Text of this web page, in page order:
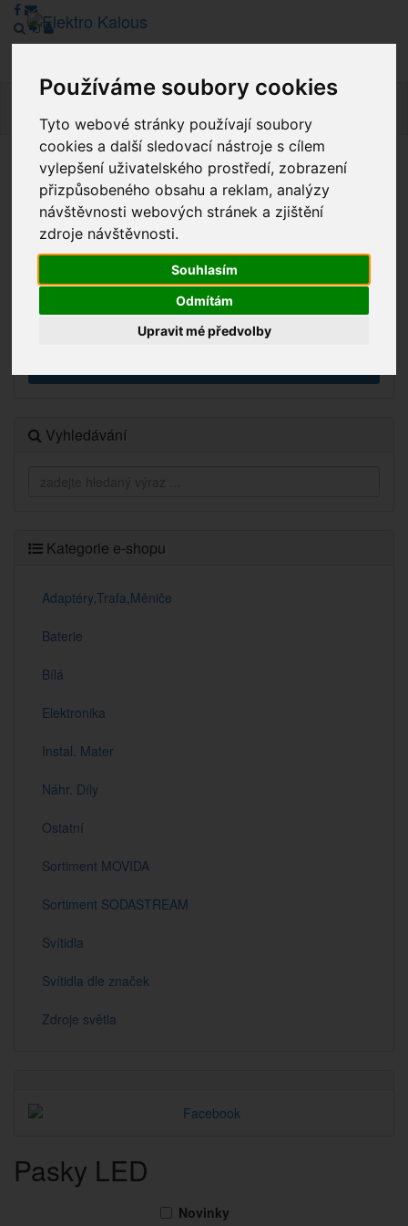
Používáme soubory cookies
Tyto webové stránky používají soubory
cookies a další sledovací nástroje s cílem
vylepšení uživatelského prostředí, zobrazení
přizpůsobeného obsahu a reklam, analýzy
návštěvnosti webových stránek a zjištění
zdroje návštěvnosti.
Souhlasím
Odmítám
Upravit mé předvolby
Vážení zákazníci, v tuto chvíli je Náš internetový obchod v
režimu Katalogu. Objednávky on-line nyní nelze vyřídit.
Děkujeme za pochopení.
Výprodej
Vyhledávání
Kategorie e-shopu
Adaptéry,Trafa,Měniče
Baterie
Bílá
Elektronika
Instal. Mater
Náhr. Díly
Ostatní
Sortiment MOVIDA
Sortiment SODASTREAM
Svítidla
Svítidla dle značek
Zdroje světla
Pasky LED
Novinky